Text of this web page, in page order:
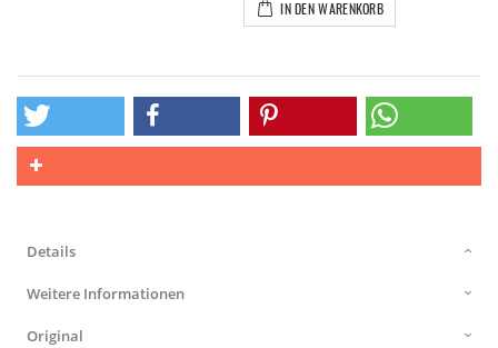
IN DEN WARENKORB
Details
Weitere Informationen
Original